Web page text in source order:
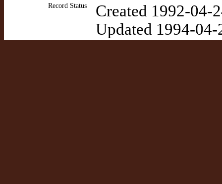
Record Status
Created 1992-04-
Updated 1994-04-